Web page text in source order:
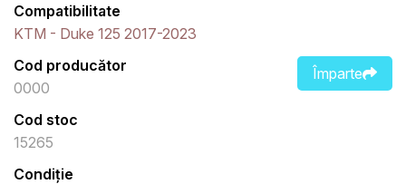
Compatibilitate
KTM - Duke 125 2017-2023
Împarte
Cod producător
0000
Cod stoc
15265
Condiție